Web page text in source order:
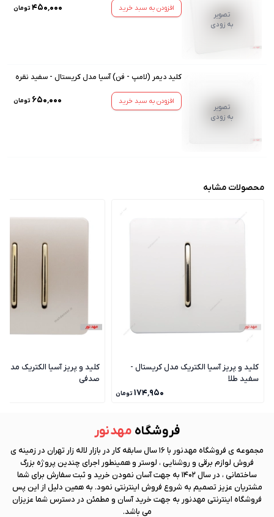
تصویر
به زودی
افزودن به سبد خرید ۴۵۰٬۰۰۰ تومان
تصویر
به زودی
کلید دیمر (لامپ - فن) آسیا مدل کریستال - سفید نقره
افزودن به سبد خرید ۶۵۰٬۰۰۰ تومان
محصولات مشابه
کلید و پریز آسیا الکتریک مدل کریستال -
سفید طلا
۱۷۴٬۹۵۰ تومان
کلید و پریز آسیا الکتریک مدل
صدفی
فروشگاه مهد نور
مجموعه ی فروشگاه مهد نور
با 16 سال سابقه کار در بازار لاله زار تهران در زمینه ی
فروش لوازم برقی و روشنایی ، لوستر و همینطور اجرای چندین پروژه بزرگ
ساختمانی ، در سال 1402 به جهت آسان نمودن خرید و ثبت سفارش برای شما
مشتریان عزیز تصمیم به شروع فروش اینترنتی نمود. به همین دلیل از این پس
فروشگاه اینترنتی مهد نور به جهت خرید آسان و مطمئن در دسترس شما عزیزان
می باشد.